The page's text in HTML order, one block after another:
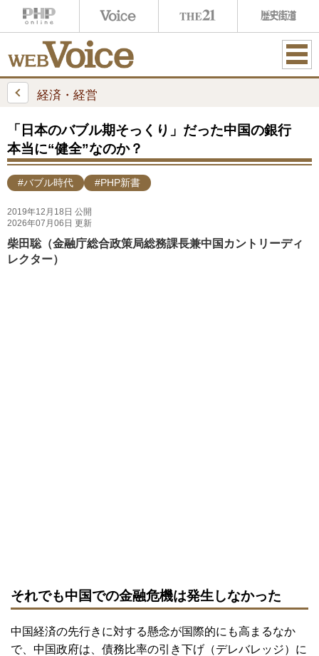
ME
経済・経営
「日本のバブル期そっくり」だった中国の銀行
本当に“健全”なのか？
#バブル時代 #PHP新書
2019年12月18日 公開
2026年07月06日 更新
柴田聡（金融庁総合政策局総務課長兼中国カントリーディ
レクター）
それでも中国での金融危機は発生しなかった
中国経済の先行きに対する懸念が国際的にも高まるなか
で、中国政府は、債務比率の引き下げ（デレバレッジ）に